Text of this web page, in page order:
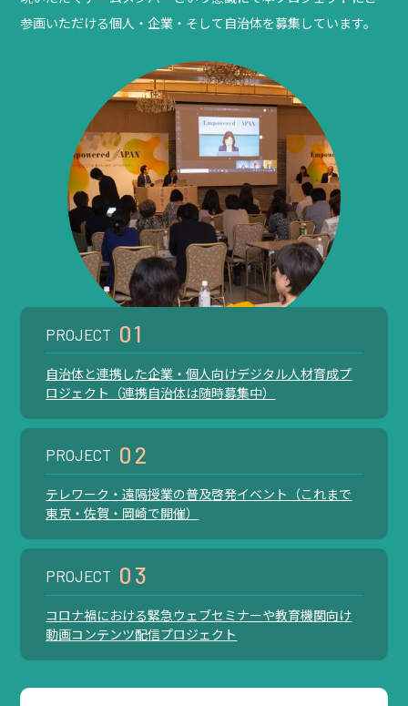
参画いただける個人・企業・そして自治体を募集しています。
PROJECT 01
自治体と連携した企業・個人向けデジタル人材育成プ
ロジェクト（連携自治体は随時募集中）
PROJECT 02
テレワーク・遠隔授業の普及啓発イベント（これまで
東京・佐賀・岡崎で開催）
PROJECT 03
コロナ禍における緊急ウェブセミナーや教育機関向け
動画コンテンツ配信プロジェクト